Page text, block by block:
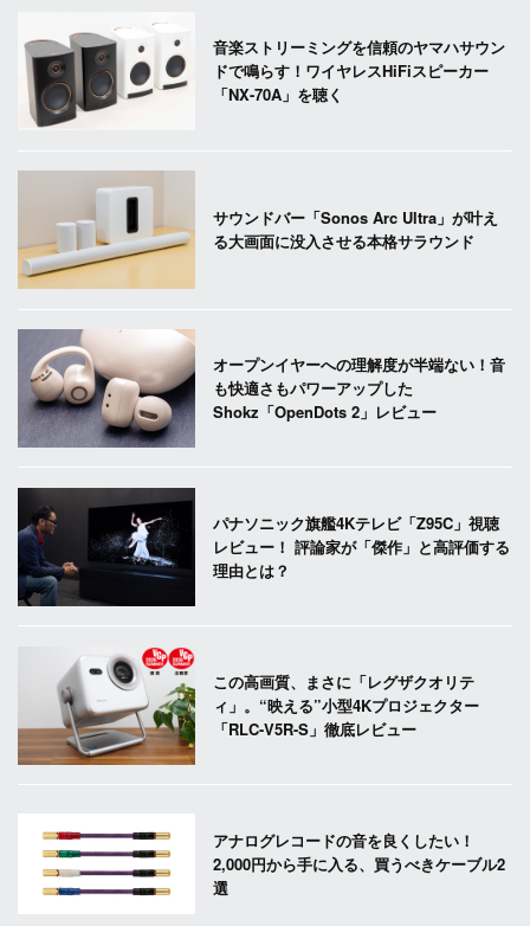
音楽ストリーミングを信頼のヤマハサウン
ドで鳴らす！ワイヤレスHiFiスピーカー
「NX-70A」を聴く
サウンドバー「Sonos Arc Ultra」が叶え
る大画面に没入させる本格サラウンド
オープンイヤーへの理解度が半端ない！音
も快適さもパワーアップした
Shokz「OpenDots 2」レビュー
パナソニック旗艦4Kテレビ「Z95C」視聴
レビュー！ 評論家が「傑作」と高評価する
理由とは？
この高画質、まさに「レグザクオリテ
ィ」。“映える”小型4Kプロジェクター
「RLC-V5R-S」徹底レビュー
アナログレコードの音を良くしたい！
2,000円から手に入る、買うべきケーブル2
選